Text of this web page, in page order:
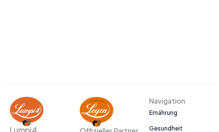
Navigation
Ernährung
Gesundheit